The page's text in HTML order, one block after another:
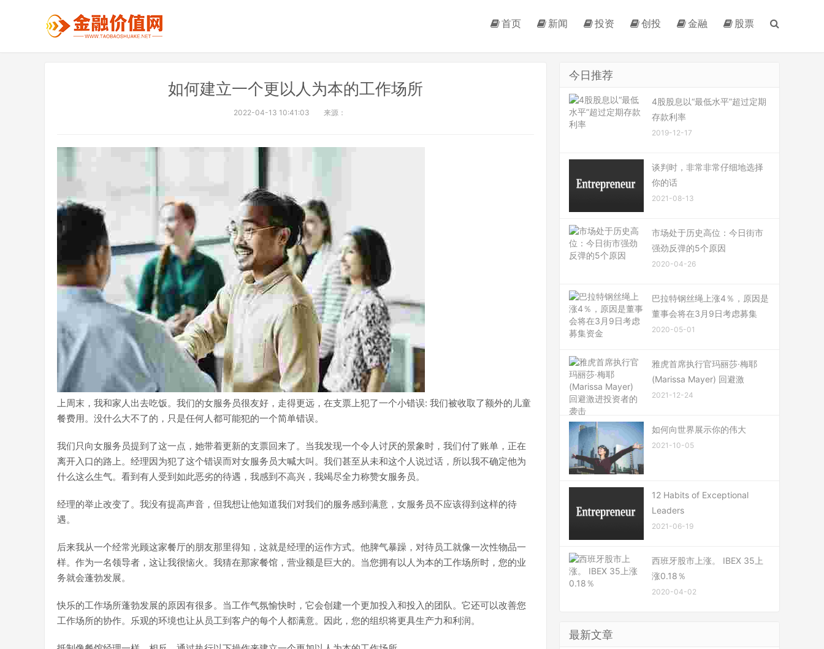
首页 新闻 投资 创投 金融 股票
如何建立一个更以人为本的工作场所
2022-04-13 10:41:03 来源：
上周末，我和家人出去吃饭。我们的女服务员很友好，走得更远，在支票上犯了一个小错误: 我们被收取了额外的儿童
餐费用。没什么大不了的，只是任何人都可能犯的一个简单错误。
我们只向女服务员提到了这一点，她带着更新的支票回来了。当我发现一个令人讨厌的景象时，我们付了账单，正在
离开入口的路上。经理因为犯了这个错误而对女服务员大喊大叫。我们甚至从未和这个人说过话，所以我不确定他为
什么这么生气。看到有人受到如此恶劣的待遇，我感到不高兴，我竭尽全力称赞女服务员。
经理的举止改变了。我没有提高声音，但我想让他知道我们对我们的服务感到满意，女服务员不应该得到这样的待
遇。
后来我从一个经常光顾这家餐厅的朋友那里得知，这就是经理的运作方式。他脾气暴躁，对待员工就像一次性物品一
样。作为一名领导者，这让我很恼火。我猜在那家餐馆，营业额是巨大的。当您拥有以人为本的工作场所时，您的业
务就会蓬勃发展。
快乐的工作场所蓬勃发展的原因有很多。当工作气氛愉快时，它会创建一个更加投入和投入的团队。它还可以改善您
工作场所的协作。乐观的环境也让从员工到客户的每个人都满意。因此，您的组织将更具生产力和利润。
今日推荐
4股股息以“最低水平”超过定期
存款利率
2019-12-17
谈判时，非常非常仔细地选择
你的话
2021-08-13
市场处于历史高位：今日街市
强劲反弹的5个原因
2020-04-26
巴拉特钢丝绳上涨4％，原因是
董事会将在3月9日考虑募集
2020-05-01
雅虎首席执行官玛丽莎·梅耶
(Marissa Mayer) 回避激
2021-12-24
如何向世界展示你的伟大
2021-10-05
12 Habits of Exceptional
Leaders
2021-06-19
西班牙股市上涨。 IBEX 35上
涨0.18％
2020-04-02
最新文章